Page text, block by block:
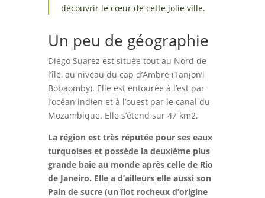
découvrir le cœur de cette jolie ville.
Un peu de géographie
Diego Suarez est située tout au Nord de
l’île, au niveau du cap d’Ambre (Tanjon’i
Bobaomby). Elle est entourée à l’est par
l’océan indien et à l’ouest par le canal du
Mozambique. Elle s’étend sur 47 km2.
La région est très réputée pour ses eaux
turquoises et possède la deuxième plus
grande baie au monde après celle de Rio
de Janeiro. Elle a d’ailleurs elle aussi son
Pain de sucre (un îlot rocheux d’origine